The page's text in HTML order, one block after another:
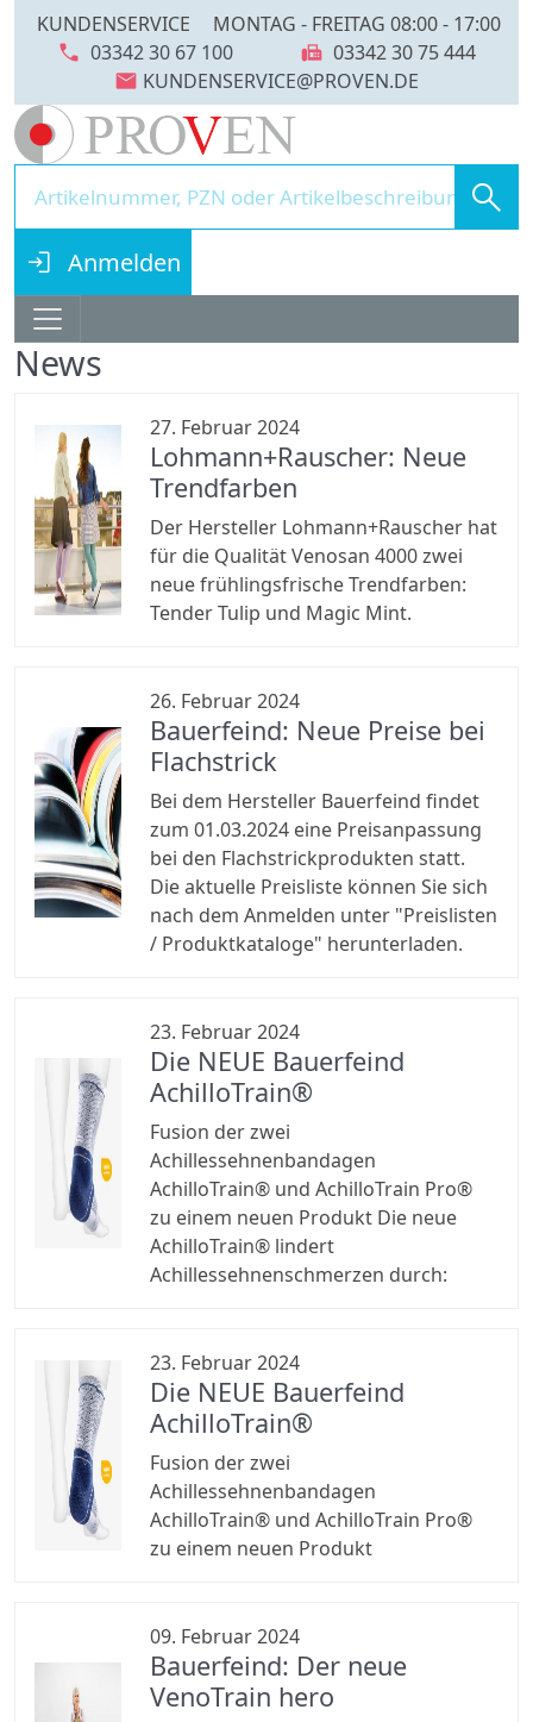
KUNDENSERVICE MONTAG - FREITAG 08:00 - 17:00
call 03342 30 67 100 fax 03342 30 75 444
mail
search
login Anmelden
News
27. Februar 2024
Lohmann+Rauscher: Neue
Trendfarben
Der Hersteller Lohmann+Rauscher hat
für die Qualität Venosan 4000 zwei
neue frühlingsfrische Trendfarben:
Tender Tulip und Magic Mint.
26. Februar 2024
Bauerfeind: Neue Preise bei
Flachstrick
Bei dem Hersteller Bauerfeind findet
zum 01.03.2024 eine Preisanpassung
bei den Flachstrickprodukten statt.
Die aktuelle Preisliste können Sie sich
nach dem Anmelden unter "Preislisten
/ Produktkataloge" herunterladen.
23. Februar 2024
Die NEUE Bauerfeind
AchilloTrain®
Fusion der zwei
Achillessehnenbandagen
AchilloTrain® und AchilloTrain Pro®
zu einem neuen Produkt Die neue
AchilloTrain® lindert
Achillessehnenschmerzen durch:
23. Februar 2024
Die NEUE Bauerfeind
AchilloTrain®
Fusion der zwei
Achillessehnenbandagen
AchilloTrain® und AchilloTrain Pro®
zu einem neuen Produkt
09. Februar 2024
Bauerfeind: Der neue
VenoTrain hero